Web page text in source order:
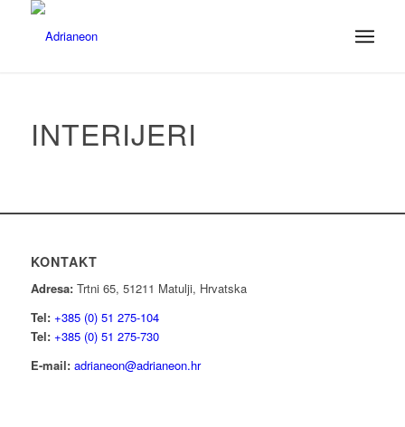
INTERIJERI
KONTAKT
Adresa:Trtni 65, 51211 Matulji, Hrvatska
Tel: +385 (0) 51 275-104
Tel: +385 (0) 51 275-730
E-mail: adrianeon@adrianeon.hr